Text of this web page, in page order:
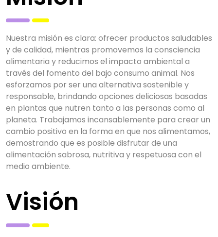
Nuestra misión es clara: ofrecer productos saludables
y de calidad, mientras promovemos la consciencia
alimentaria y reducimos el impacto ambiental a
través del fomento del bajo consumo animal. Nos
esforzamos por ser una alternativa sostenible y
responsable, brindando opciones deliciosas basadas
en plantas que nutren tanto a las personas como al
planeta. Trabajamos incansablemente para crear un
cambio positivo en la forma en que nos alimentamos,
demostrando que es posible disfrutar de una
alimentación sabrosa, nutritiva y respetuosa con el
medio ambiente.
Visión